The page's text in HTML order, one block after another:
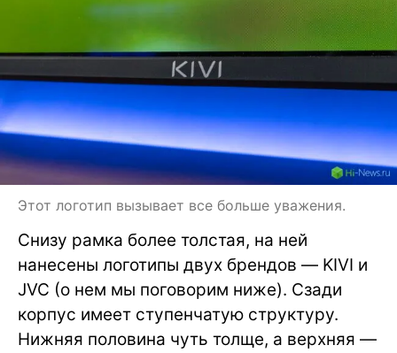
Этот логотип вызывает все больше уважения.
Снизу рамка более толстая, на ней
нанесены логотипы двух брендов — KIVI и
JVC (о нем мы поговорим ниже). Сзади
корпус имеет ступенчатую структуру.
Нижняя половина чуть толще, а верхняя —